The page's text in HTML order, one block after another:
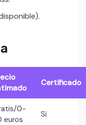
Certificado
0-
euros
Si